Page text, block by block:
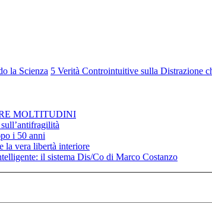
la Scienza 5 Verità Controintuitive sulla Distrazione
MOLTITUDINI
i 50 anni
la vera libertà interiore
il sistema Dis/Co di Marco Costanzo